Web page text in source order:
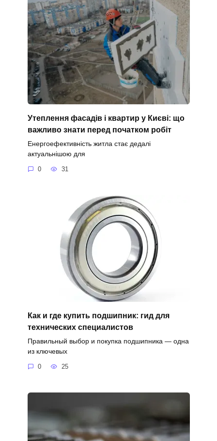
Утеплення фасадів і квартир у Києві: що
важливо знати перед початком робіт
Енергоефективність житла стає дедалі
актуальнішою для
0 31
Как и где купить подшипник: гид для
технических специалистов
Правильный выбор и покупка подшипника — одна
из ключевых
0 25